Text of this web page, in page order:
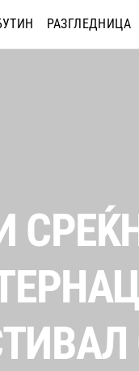
РАЗГЛЕДНИЦА